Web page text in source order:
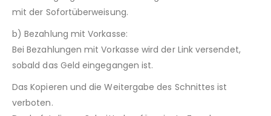
mit der Sofortüberweisung.
b) Bezahlung mit Vorkasse:
Bei Bezahlungen mit Vorkasse wird der Link versendet,
sobald das Geld eingegangen ist.
Das Kopieren und die Weitergabe des Schnittes ist
verboten.